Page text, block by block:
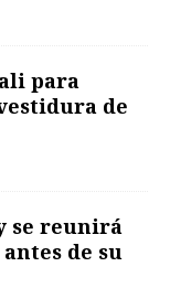
para
de
se reunirá
de su